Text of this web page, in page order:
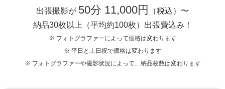
出張撮影が 50分 11,000円
（税込）〜
納品30枚以上（平均約100枚）出張費込み！
※ フォトグラファーによって価格は変わります
※ 平日と土日祝で価格は変わります
※ フォトグラファーや撮影状況によって、納品枚数は変わります